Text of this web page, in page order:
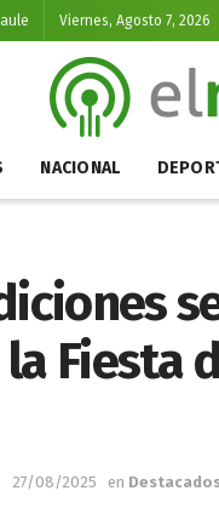
Viernes, Agosto 7, 2026
NACIONAL
Fiesta
27/08/2025 en